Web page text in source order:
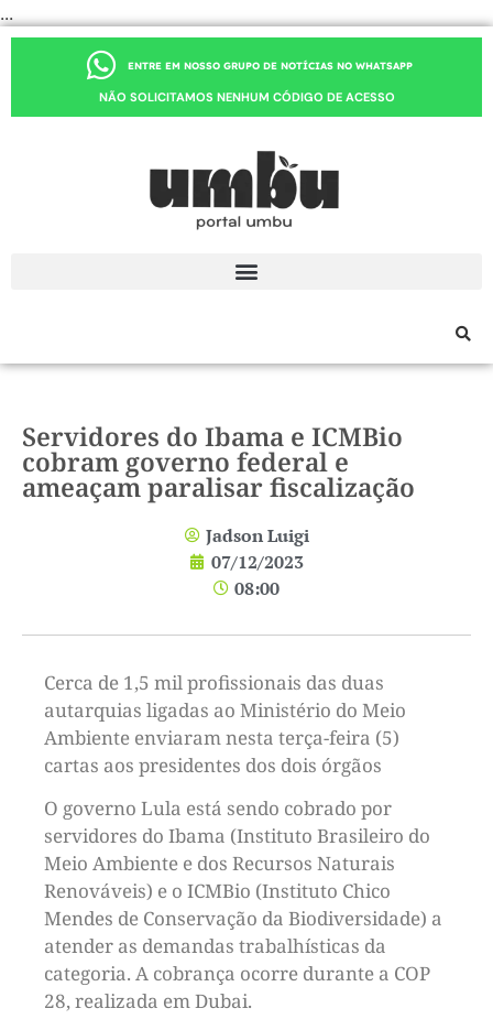
...
ENTRE EM NOSSO GRUPO DE NOTÍCIAS NO WHATSAPP
NÃO SOLICITAMOS NENHUM CÓDIGO DE ACESSO
Servidores do Ibama e ICMBio
cobram governo federal e
ameaçam paralisar fiscalização
Jadson Luigi
07/12/2023
08:00
Cerca de 1,5 mil profissionais das duas
autarquias ligadas ao Ministério do Meio
Ambiente enviaram nesta terça-feira (5)
cartas aos presidentes dos dois órgãos
O governo Lula está sendo cobrado por
servidores do Ibama (Instituto Brasileiro do
Meio Ambiente e dos Recursos Naturais
Renováveis) e o ICMBio (Instituto Chico
Mendes de Conservação da Biodiversidade) a
atender as demandas trabalhísticas da
categoria. A cobrança ocorre durante a COP
28, realizada em Dubai.